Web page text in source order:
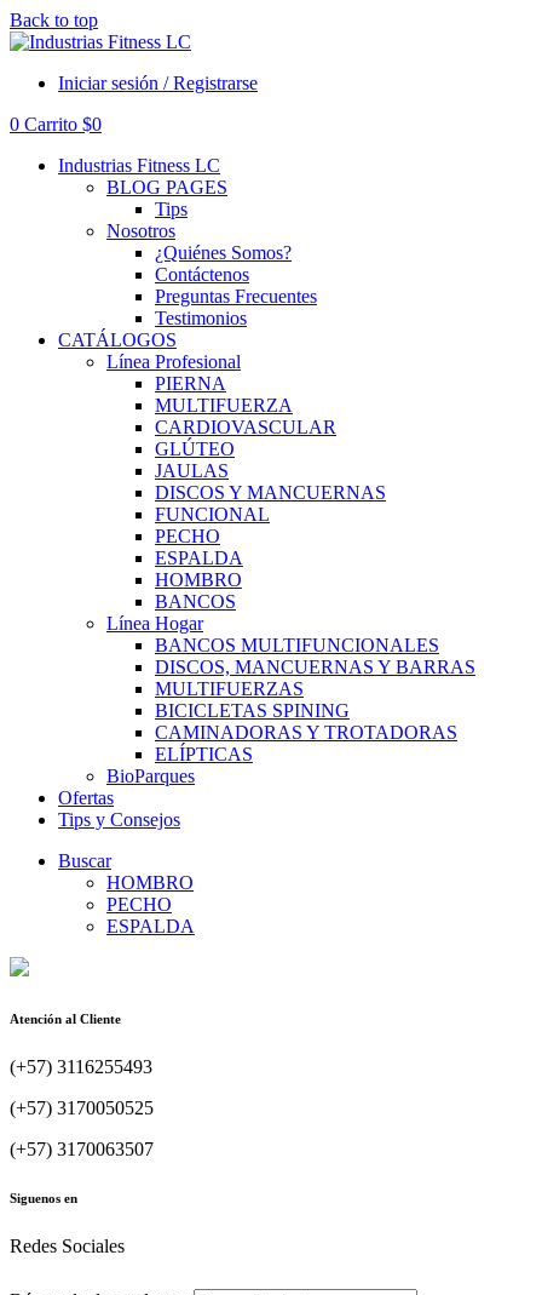
Back to top
Iniciar sesión / Registrarse
0 Carrito $0
Industrias Fitness LC
BLOG PAGES
Tips
Nosotros
¿Quiénes Somos?
Contáctenos
Preguntas Frecuentes
Testimonios
CATÁLOGOS
Línea Profesional
PIERNA
MULTIFUERZA
CARDIOVASCULAR
GLÚTEO
JAULAS
DISCOS Y MANCUERNAS
FUNCIONAL
PECHO
ESPALDA
HOMBRO
BANCOS
Línea Hogar
BANCOS MULTIFUNCIONALES
DISCOS, MANCUERNAS Y BARRAS
MULTIFUERZAS
BICICLETAS SPINING
CAMINADORAS Y TROTADORAS
ELÍPTICAS
BioParques
Ofertas
Tips y Consejos
Buscar
HOMBRO
PECHO
ESPALDA
Atención al Cliente
(+57) 3116255493
(+57) 3170050525
(+57) 3170063507
Siguenos en
Redes Sociales